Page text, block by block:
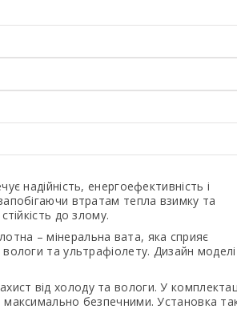
надійність, енергоефективність і
втратам тепла взимку та
до злому.
– мінеральна вата, яка сприяє
та ультрафіолету. Дизайн моделі
від холоду та вологи. У
максимально безпечними. Установка